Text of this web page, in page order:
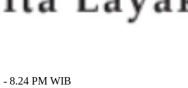
- 8.24 PM WIB